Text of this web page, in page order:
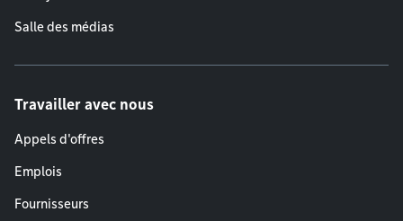
Salle des médias
Travailler avec nous
Appels d'offres
Emplois
Fournisseurs